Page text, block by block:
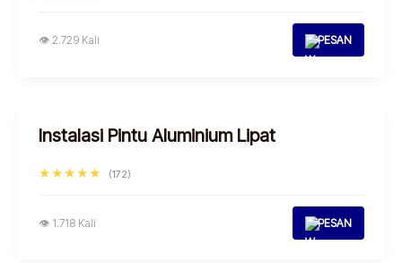
👁 2.729 Kali PESAN
Instalasi Pintu Aluminium Lipat
★★★★★ (172)
👁 1.718 Kali PESAN